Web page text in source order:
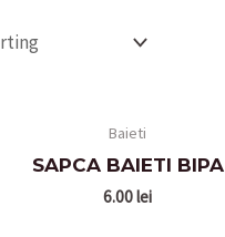
Baieti
SAPCA BAIETI BIPA
6.00lei